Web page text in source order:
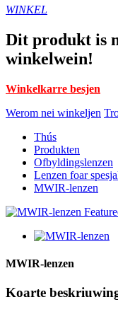
WINKEL
Dit produkt is
winkelwein!
Winkelkarre besjen
Werom nei winkeljen
Thús
Produkten
Ofbyldingslenzen
Lenzen foar
MWIR-lenzen
MWIR-lenzen
Koarte